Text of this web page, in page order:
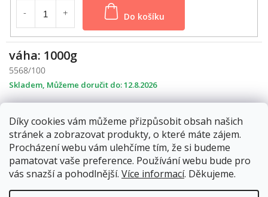
Díky cookies vám můžeme přizpůsobit obsah našich
stránek a zobrazovat produkty, o které máte zájem.
Procházení webu vám ulehčíme tím, že si budeme
pamatovat vaše preference. Používání webu bude pro
vás snazší a pohodlnější. Více informací. Děkujeme.
Do košíku
váha: 1000g
5568/100
119 Kč
Do košíku
Skladem 12.8.2026